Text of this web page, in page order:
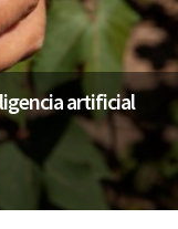
artificial